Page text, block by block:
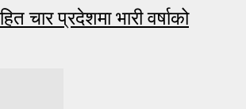
चार प्रदेशमा भारी वर्षाको